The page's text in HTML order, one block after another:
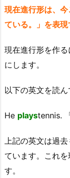
現在進行形は、
ている。」を表現
現在進行形を作
にします。
以下の英文を読ん
He playstennis.
上記の英文は過
ています。これ
す。